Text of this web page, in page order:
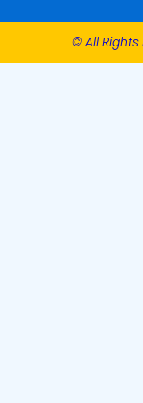
© All Rights